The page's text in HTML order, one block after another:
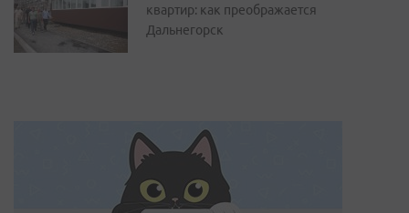
квартир: как преображается
Дальнегорск